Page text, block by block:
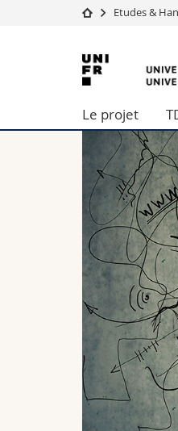
Université
Recherche
Université
Formation
Etudes &
de
Fribourg
Le projet